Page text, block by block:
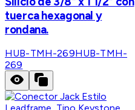
tuerca hexagonal y
rondana.
HUB-TMH-269HUB-TMH-
269